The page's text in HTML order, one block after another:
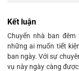
Kết luận
Chuyển nhà ban
những ai muốn tiết
ban ngày. Với sự
vụ này ngày càng